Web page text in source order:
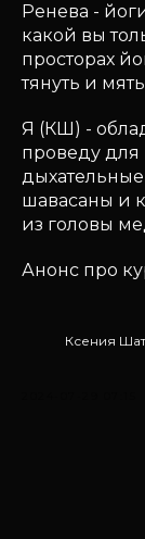
Ренева -
какой вы
просторах
тянуть и
Я (КШ) -
проведу для
шавасаны и
из головы
Анонс про
Ксения